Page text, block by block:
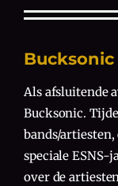
Bucksonic
Als afsluitende
Bucksonic.
bands/
speciale ESNS-
over de